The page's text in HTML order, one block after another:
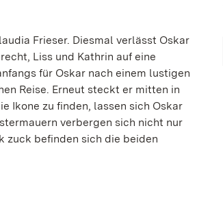
Frieser. Diesmal verlässt Oskar
Liss und Kathrin auf eine
für Oskar nach einem lustigen
Reise. Erneut steckt er mitten in
Ikone zu finden, lassen sich Oskar
verbergen sich nicht nur
zuck befinden sich die beiden